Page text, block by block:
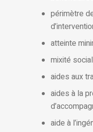
périmètre
atteinte
mixité
aides aux
aides à la
aide à